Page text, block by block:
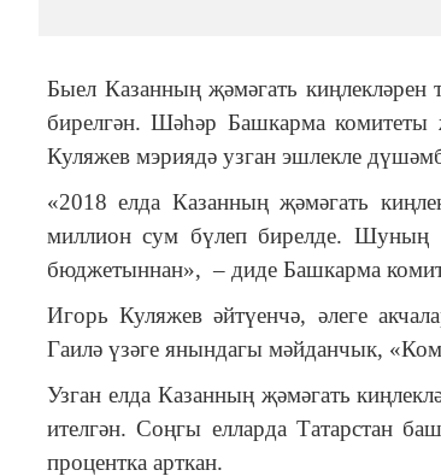
Быел Казанның җәмәгать киңлекләрен
бирелгән. Шәһәр Башкарма комитеты
Куляжев мэриядә узган эшлекле
«2018 елда Казанның җәмәгать
миллион сум бүлеп бирелде.
бюджетыннан»,– диде Башкарма
Игорь Куляжев әйтүенчә, әлеге
Гаилә үзәге янындагы мәйданчык,
Узган елда Казанның җәмәгать
ителгән. Соңгы елларда Татарстан
процентка арткан.